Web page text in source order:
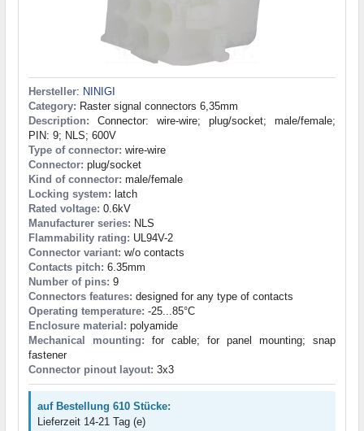
Hersteller: NINIGI
Category: Raster signal connectors 6,35mm
Description: Connector: wire-wire; plug/socket; male/female;
PIN: 9; NLS; 600V
Type of connector: wire-wire
Connector: plug/socket
Kind of connector: male/female
Locking system: latch
Rated voltage: 0.6kV
Manufacturer series: NLS
Flammability rating: UL94V-2
Connector variant: w/o contacts
Contacts pitch: 6.35mm
Number of pins: 9
Connectors features: designed for any type of contacts
Operating temperature: -25...85°C
Enclosure material: polyamide
Mechanical mounting: for cable; for panel mounting; snap
fastener
Connector pinout layout: 3x3
auf Bestellung 610 Stücke:
Lieferzeit 14-21 Tag (e)